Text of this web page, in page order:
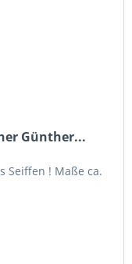
Günther...
Seiffen ! Maße ca.